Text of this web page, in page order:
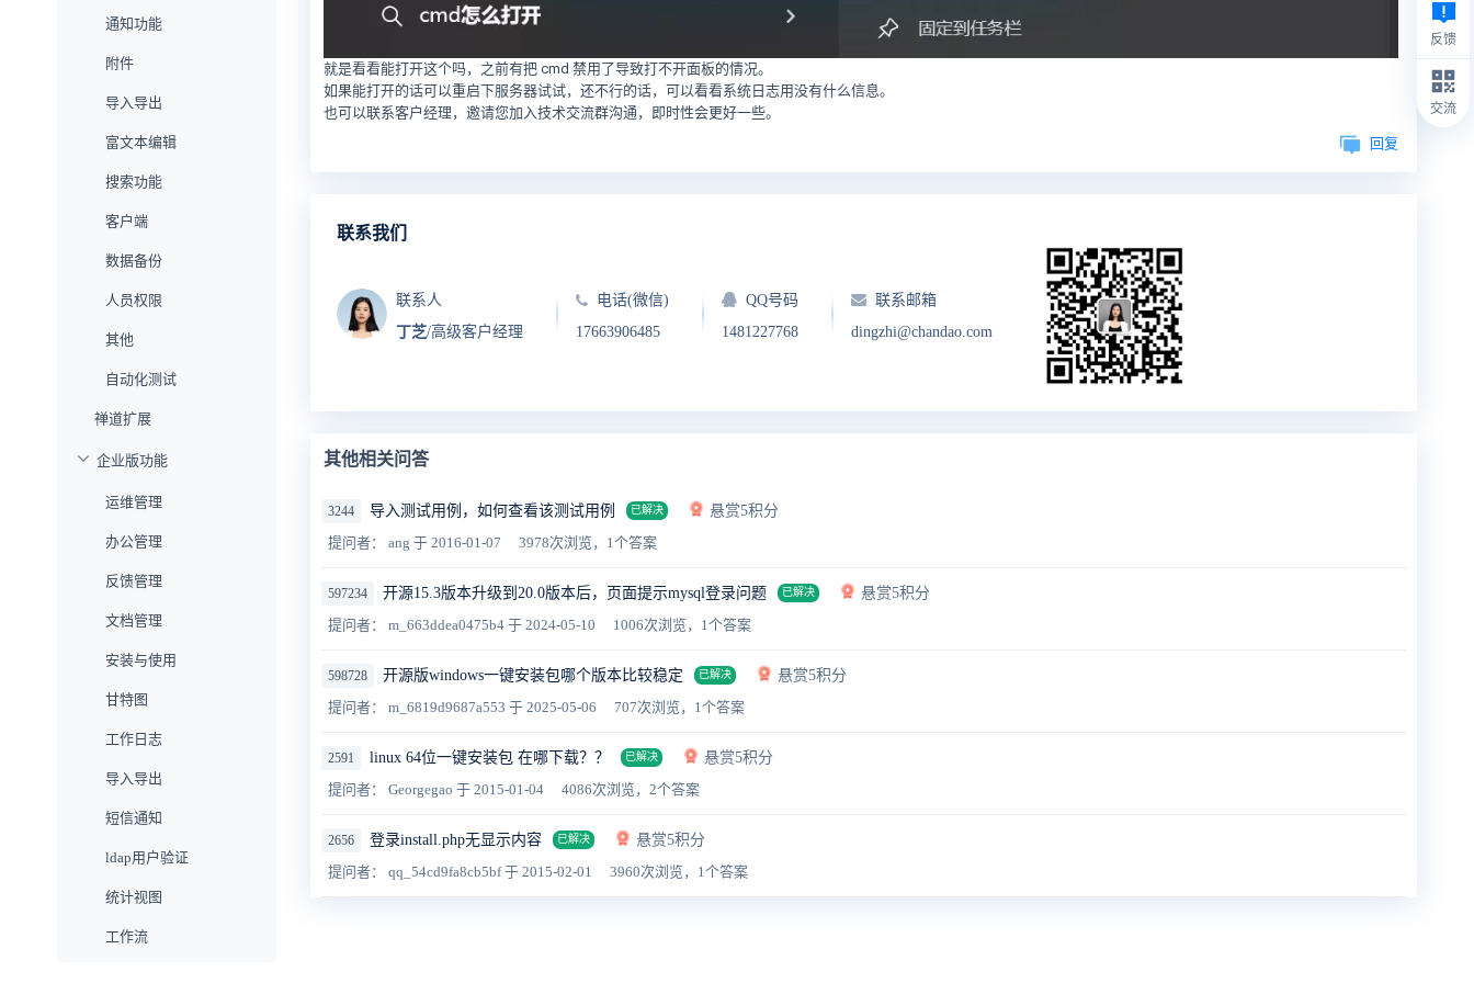
通知功能
附件
导入导出
富文本编辑
搜索功能
客户端
数据备份
人员权限
其他
自动化测试
禅道扩展
企业版功能
运维管理
办公管理
反馈管理
文档管理
安装与使用
甘特图
工作日志
导入导出
短信通知
ldap用户验证
统计视图
工作流
就是看看能打开这个吗，之前有把 cmd 禁用了导致打不开面板的情况。
如果能打开的话可以重启下服务器试试，还不行的话，可以看看系统日志用没有什么信息。
也可以联系客户经理，邀请您加入技术交流群沟通，即时性会更好一些。
回复
联系我们
联系人
丁芝/高级客户经理
电话(微信)
17663906485
QQ号码
1481227768
联系邮箱
dingzhi@chandao.com
其他相关问答
3244 导入测试用例，如何查看该测试用例 已解决
悬赏5积分
提问者： ang 于 2016-01-07 3978次浏览，1个答案
597234 开源15.3版本升级到20.0版本后，页面提示mysql登录问题 已解决
悬赏5积分
提问者： m_663ddea0475b4 于 2024-05-10 1006次浏览，1个答案
598728 开源版windows一键安装包哪个版本比较稳定 已解决
悬赏5积分
提问者： m_6819d9687a553 于 2025-05-06 707次浏览，1个答案
2591 linux 64位一键安装包 在哪下载？？ 已解决
悬赏5积分
提问者： Georgegao 于 2015-01-04 4086次浏览，2个答案
2656 登录install.php无显示内容 已解决
悬赏5积分
提问者： qq_54cd9fa8cb5bf于 2015-02-01 3960次浏览，1个答案
反馈
交流